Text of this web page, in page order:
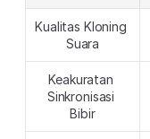
Kualitas Kloning
Suara
Keakuratan
Sinkronisasi
Bibir